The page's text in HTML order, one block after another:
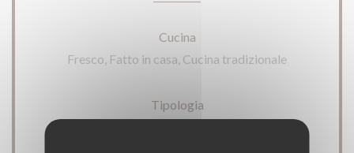
Cucina
Fresco, Fatto in casa, Cucina tradizionale
Tipologia